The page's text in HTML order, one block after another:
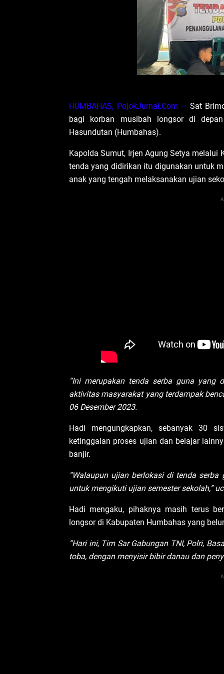
HUMBAHAS, PojokJurnal.Com – Sat
bagi korban musibah longsor di
Hasundutan (Humbahas).
Kapolda Sumut, Irjen Agung Setya melalui
tenda yang didirikan itu digunakan untuk
anak yang tengah melaksanakan ujian
“Ini merupakan tenda serba guna yang
aktivitas masyarakat yang terdampak
06 Desember 2023.
Hadi mengungkapkan, sebanyak 30
ketinggalan proses ujian dan belajar
banjir.
“Walaupun ujian berlokasi di tenda
untuk mengikuti ujian semester sekolah,”
Hadi mengaku, pihaknya masih terus
longsor di Kabupaten Humbahas yang
“Hari ini, Tim Sar Gabungan TNI, Polri,
toba, dengan menyisir bibir danau dan